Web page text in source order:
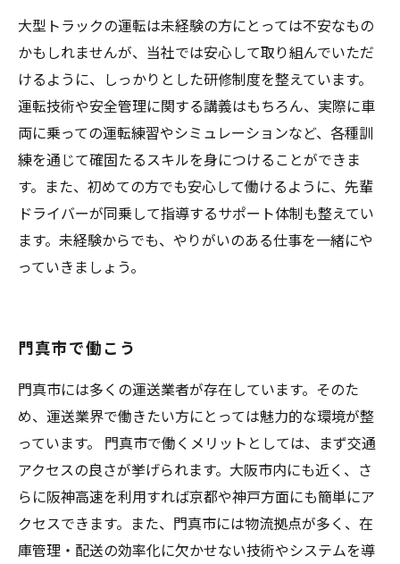
大型トラックの運転は未経験の方にとっては不安なもの
かもしれませんが、当社では安心して取り組んでいただ
けるように、しっかりとした研修制度を整えています。
運転技術や安全管理に関する講義はもちろん、実際に車
両に乗っての運転練習やシミュレーションなど、各種訓
練を通じて確固たるスキルを身につけることができま
す。また、初めての方でも安心して働けるように、先輩
ドライバーが同乗して指導するサポート体制も整えてい
ます。未経験からでも、やりがいのある仕事を一緒にや
っていきましょう。
門真市で働こう
門真市には多くの運送業者が存在しています。そのた
め、運送業界で働きたい方にとっては魅力的な環境が整
っています。 門真市で働くメリットとしては、まず交通
アクセスの良さが挙げられます。大阪市内にも近く、さ
らに阪神高速を利用すれば京都や神戸方面にも簡単にア
クセスできます。また、門真市には物流拠点が多く、在
庫管理・配送の効率化に欠かせない技術やシステムを導